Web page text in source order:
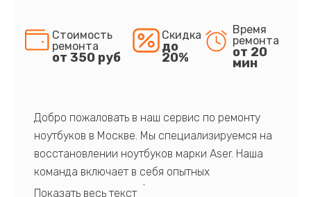
Стоимость
ремонта
от 350 руб
Скидка
до
20%
Время
ремонта
от 20
мин
Добро пожаловать в наш сервис по ремонту
ноутбуков в Москве. Мы специализируемся на
восстановлении ноутбуков марки Aser. Наша
команда включает в себя опытных
профессионалов с обширными знаниями и